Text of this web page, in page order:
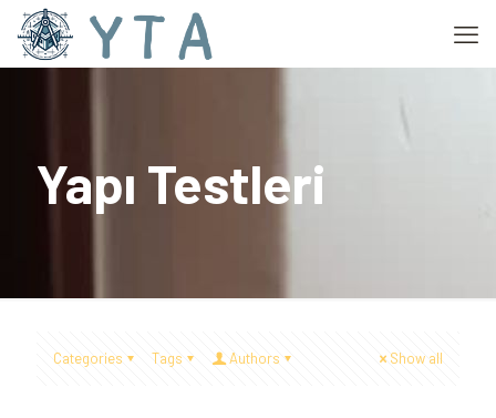
Yapı Testleri
Categories Tags Authors Show all